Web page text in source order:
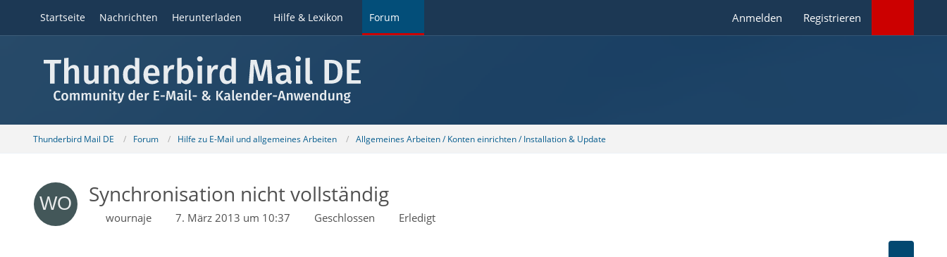
Startseite Nachrichten Herunterladen Hilfe & Lexikon Forum Anmelden Registrieren
Thunderbird Mail DE Forum Hilfe zu E-Mail und allgemeines Arbeiten Allgemeines Arbeiten / Konten einrichten / Installation & Update
Synchronisation nicht vollständig
wournaje 7. März 2013 um 10:37 Geschlossen Erledigt